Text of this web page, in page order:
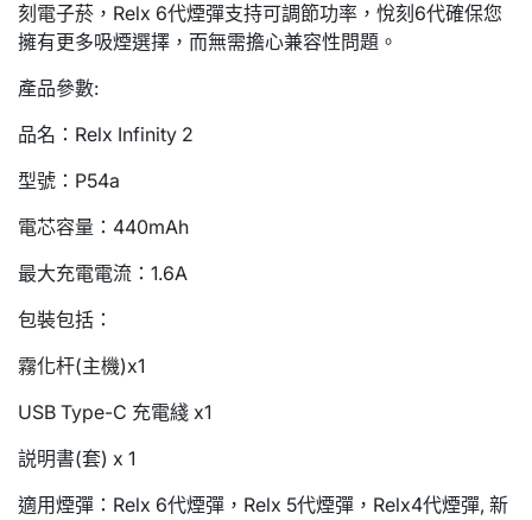
刻電子菸，Relx 6代煙彈支持可調節功率，悅刻6代確保您
擁有更多吸煙選擇，而無需擔心兼容性問題。
產品參數:
品名：Relx Infinity 2
型號：P54a
電芯容量：440mAh
最大充電電流：1.6A
包裝包括：
霧化杆(主機)x1
USB Type-C 充電綫 x1
説明書(套) x 1
適用煙彈：Relx 6代煙彈，Relx 5代煙彈，Relx4代煙彈, 新